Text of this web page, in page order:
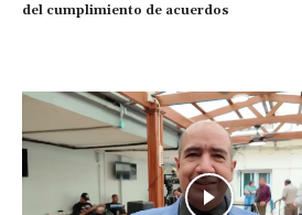
del cumplimiento de acuerdos